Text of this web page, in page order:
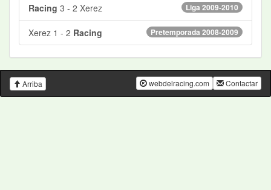
Racing 3 - 2 Xerez Liga 2009-2010
Xerez 1 - 2 Racing Pretemporada 2008-2009
Contactar
webdelracing.com
Arriba